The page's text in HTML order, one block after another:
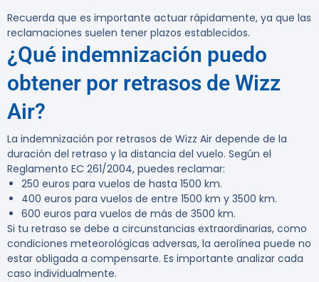
Recuerda que es importante actuar rápidamente, ya que las
reclamaciones suelen tener plazos establecidos.
¿Qué indemnización puedo
obtener por retrasos de Wizz
Air?
La indemnización por retrasos de Wizz Air depende de la
duración del retraso y la distancia del vuelo. Según el
Reglamento EC 261/2004, puedes reclamar:
250 euros para vuelos de hasta 1500 km.
400 euros para vuelos de entre 1500 km y 3500 km.
600 euros para vuelos de más de 3500 km.
Si tu retraso se debe a circunstancias extraordinarias, como
condiciones meteorológicas adversas, la aerolínea puede no
estar obligada a compensarte. Es importante analizar cada
caso individualmente.